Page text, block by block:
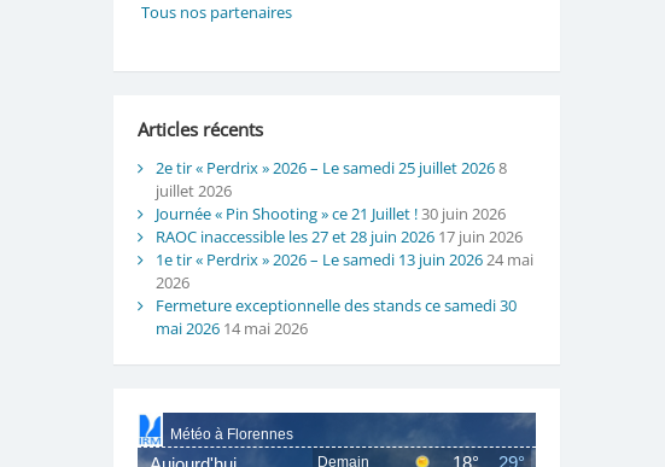
Tous nos partenaires
Articles récents
2e tir « Perdrix » 2026 – Le samedi 25 juillet 20268
juillet 2026
Journée « Pin Shooting » ce 21 Juillet !30 juin 2026
RAOC inaccessible les 27 et 28 juin 2026 17 juin 2026
1e tir « Perdrix » 2026 – Le samedi 13 juin 202624 mai
2026
Fermeture exceptionnelle des stands ce samedi 30
mai 2026 14 mai 2026